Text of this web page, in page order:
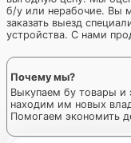
б/у или нерабочие. Вы
заказать выезд
устройства. С нами
Почему мы?
Выкупаем бу товары и
находим им новых
Помогаем экономить